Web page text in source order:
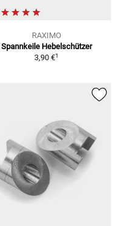
RAXIMO
Spannkeile Hebelschützer
3,90 €1